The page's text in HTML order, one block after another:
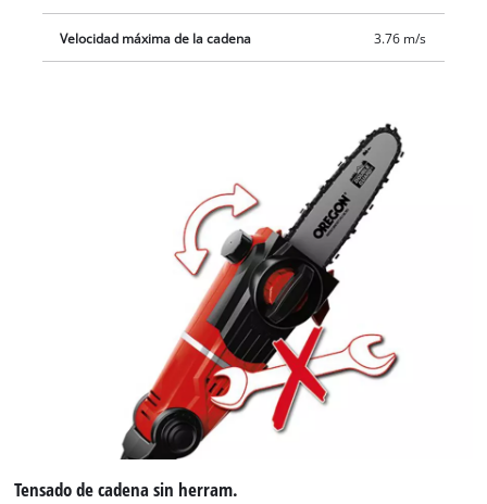
Velocidad máxima de la cadena 3.76 m/s
Tensado de cadena sin herram.